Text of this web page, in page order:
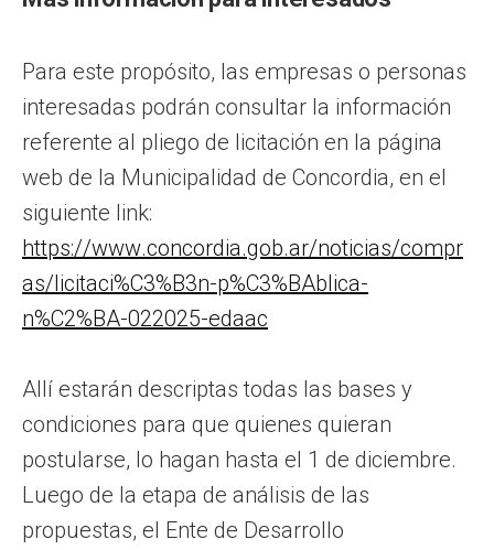
Para este propósito, las empresas o personas
interesadas podrán consultar la información
referente al pliego de licitación en la página
web de la Municipalidad de Concordia, en el
siguiente link:
https://www.concordia.gob.ar/noticias/compr
as/licitaci%C3%B3n-p%C3%BAblica-
n%C2%BA-022025-edaac
Allí estarán descriptas todas las bases y
condiciones para que quienes quieran
postularse, lo hagan hasta el 1 de diciembre.
Luego de la etapa de análisis de las
propuestas, el Ente de Desarrollo